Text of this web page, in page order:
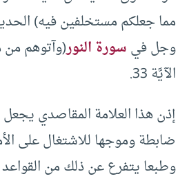
وجل فيسورة النور(وآتوهم من
الآيَّة 33.
إذن هذا العلامة المقاصدي يجعل
ضابطة وموجها للاشتغال على
وطبعا يتفرع عن ذلك من